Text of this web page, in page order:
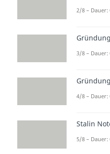
Der
für die
kein
Somit
2/8 – Dauer:
3/8 – Dauer:
4/8 – Dauer:
Stalin
5/8 – Dauer: